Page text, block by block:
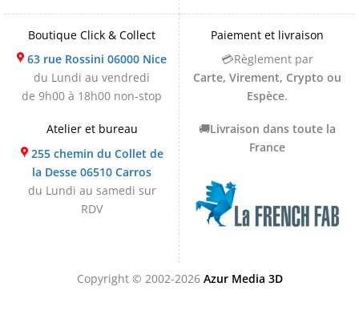
Boutique Click & Collect
63 rue Rossini 06000 Nice
du Lundi au vendredi
de 9h00 à 18h00 non-stop
Atelier et bureau
255 chemin du Collet de
la Desse 06510 Carros
du Lundi au samedi sur
RDV
Paiement et livraison
💳Règlement par
Carte, Virement, Crypto ou
Espèce.
🚚Livraison dans toute la
France
Copyright © 2002-2026 Azur Media 3D